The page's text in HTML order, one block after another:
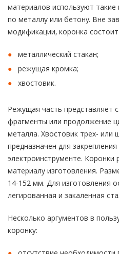
материалов используют такие
по металлу или бетону. Вне
модификации, коронка состоит
металлический стакан;
режущая кромка;
хвостовик.
Режущая часть представляет
фрагменты или продолжение
металла. Хвостовик трех- или
предназначен для
электроинструменте.
материалу изготовления.
14-152 мм. Для изготовления
легированная и закаленная
Несколько аргументов в
коронку: